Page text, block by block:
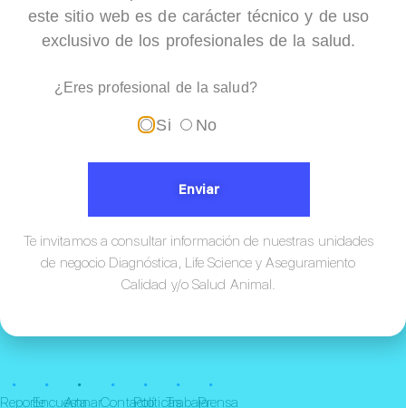
Cámara plaquetas 48
¡Conócenos!
•
Reporte
•
Encuesta
•
Annar
•
Contacto
•
Políticas
•
Trabaja
•
Prensa
este sitio web es de carácter técnico y de uso
exclusivo de los profesionales de la salud.
¿Eres profesional de la salud?
Si No
Enviar
Te invitamos a consultar información de nuestras unidades
de negocio Diagnóstica, Life Science y Aseguramiento
Calidad y/o Salud Animal.